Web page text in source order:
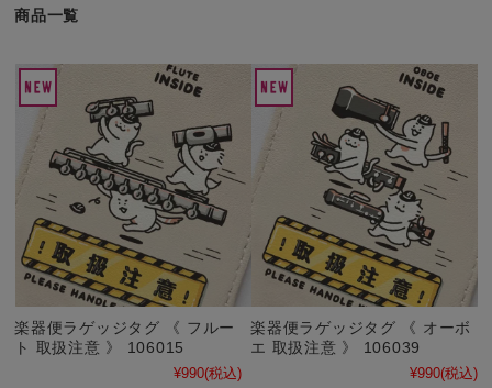
商品一覧
楽器便ラゲッジタグ 《 フルー
ト 取扱注意 》 106015
¥990(税込)
楽器便ラゲッジタグ 《 オーボ
エ 取扱注意 》 106039
¥990(税込)